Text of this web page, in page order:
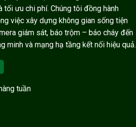
tối ưu chi phí. Chúng tôi đồng hành
việc xây dựng không gian sống tiện
giám sát, báo trộm – báo cháy đến
minh và mạng hạ tầng kết nối hiệu quả.
tuần